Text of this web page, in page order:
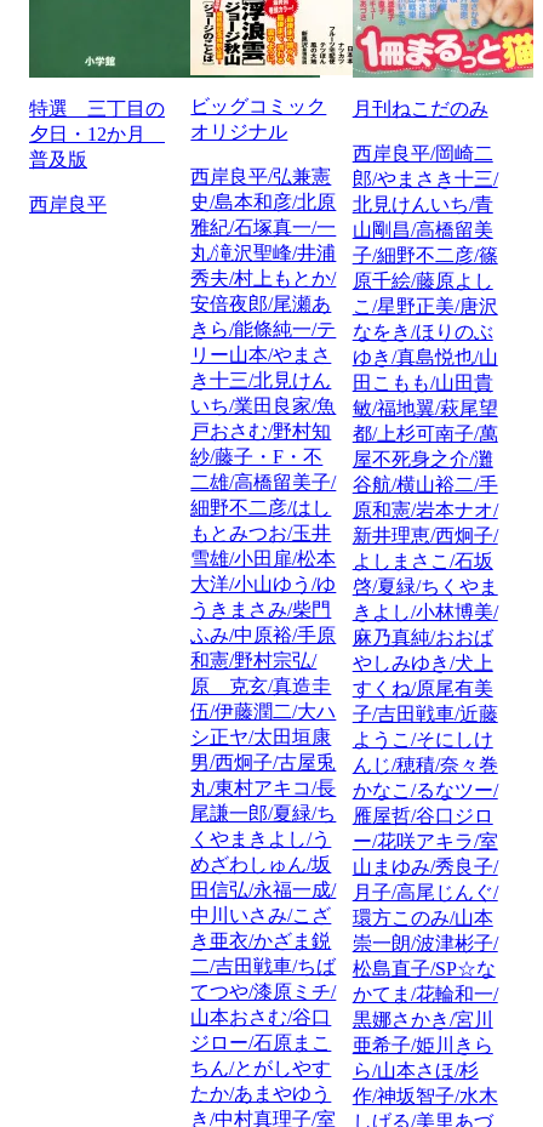
特選 三丁目の
夕日・12か月
普及版
西岸良平
ビッグコミック
オリジナル
西岸良平/弘兼憲
史/島本和彦/北原
雅紀/石塚真一/一
丸/滝沢聖峰/井浦
秀夫/村上もとか/
安倍夜郎/尾瀬あ
きら/能條純一/テ
リー山本/やまさ
き十三/北見けん
いち/業田良家/魚
戸おさむ/野村知
紗/藤子・F・不
二雄/高橋留美子/
細野不二彦/はし
もとみつお/玉井
雪雄/小田扉/松本
大洋/小山ゆう/ゆ
うきまさみ/柴門
ふみ/中原裕/手原
和憲/野村宗弘/
原 克玄/真造圭
伍/伊藤潤二/大ハ
シ正ヤ/太田垣康
男/西炯子/古屋兎
丸/東村アキコ/長
尾謙一郎/夏緑/ち
くやまきよし/う
めざわしゅん/坂
田信弘/永福一成/
中川いさみ/こざ
き亜衣/かざま鋭
二/吉田戦車/ちば
てつや/漆原ミチ/
山本おさむ/谷口
ジロー/石原まこ
ちん/とがしやす
たか/あまやゆう
き/中村真理子/室
月刊ねこだのみ
西岸良平/岡崎二
郎/やまさき十三/
北見けんいち/青
山剛昌/高橋留美
子/細野不二彦/篠
原千絵/藤原よし
こ/星野正美/唐沢
なをき/ほりのぶ
ゆき/真島悦也/山
田こもも/山田貴
敏/福地翼/萩尾望
都/上杉可南子/萬
屋不死身之介/灘
谷航/横山裕二/手
原和憲/岩本ナオ/
新井理恵/西炯子/
よしまさこ/石坂
啓/夏緑/ちくやま
きよし/小林博美/
麻乃真純/おおば
やしみゆき/犬上
すくね/原尾有美
子/吉田戦車/近藤
ようこ/そにしけ
んじ/穂積/奈々巻
かなこ/るなツー/
雁屋哲/谷口ジロ
ー/花咲アキラ/室
山まゆみ/秀良子/
月子/高尾じんぐ/
環方このみ/山本
崇一朗/波津彬子/
松島直子/SP☆な
かてま/花輪和一/
黒娜さかき/宮川
亜希子/姫川きら
ら/山本さほ/杉
作/神坂智子/水木
しげる/美里あづ